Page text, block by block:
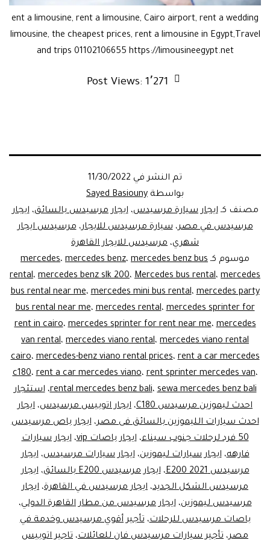
ent a limousine, rent a limousine, Cairo airport, rent a wedding
limousine, the cheapest prices, rent a limousine in Egypt,Travel
and trips 01102106655 https://limousineegypt.net
Post Views: 1٬271
تم النشر في 11/30/2022
بواسطة Sayed Basiouny
مصنف كـايجار سيارة مرسيدس،ايجار مرسيدس بالسائق،ايجار
مرسيدس في مصر،سيارة مرسيدس للايجار،مرسيدس ايجار
شهري، مرسيدس للايجار القاهرة
موسوم كـ
mercedes، mercedes benz، mercedes benz bus
rental، mercedes benz slk 200، Mercedes bus rental، mercedes
bus rental near me،mercedes mini bus rental،mercedes party
bus rental near me،mercedes rental،mercedes sprinter for
rent in cairo،mercedes sprinter for rent near me،mercedes
van rental، mercedes viano rental، mercedes viano rental
cairo،mercedes-benz viano rental prices،rent a car mercedes
c180،rent a car mercedes viano،rent sprinter mercedes van،
rental mercedes benz bali،sewa mercedes benz bali ،استئجار
احدث ليموزين مرسيدس C180
، ايجار اتوبيس مرسيدس، ايجار
احدث سيارات الليموزين بالسائق فى مصر،ايجار باص مرسيدس
50 فرد لرحلات جنوب سيناء
،ايجار باصات vip ،ايجار سيارات
فارهه،ايجار سيارات ليموزين،ايجار سيارات مرسيدس،ايجار
مرسيدس E200 2021
،ايجار مرسيدس E200 بالسائق ،ايجار
مرسيدس الشكل الجديد، ايجار مرسيدس في القاهرة، ايجار
مرسيدس ليموزين،ايجار مرسيدس من مطار القاهرة الدولي،
باصات مرسيدس للرحلات،تأجير أقوي مرسيدس وخدمة في
مصر، تأجير سيارات مرسيدس فان للعائلات، تاجير اتوبيس